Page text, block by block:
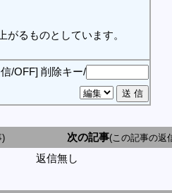
るものとしています。
/OFF] 削除キー/
) 次の記事(この記事の返
返信無し